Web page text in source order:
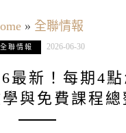
» 全聯情報
全聯情報 2026-06-30
最新！每期4
與免費課程總